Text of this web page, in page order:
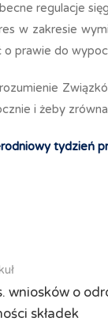
regulacje
w zakresie
prawie do
i żeby
tydzień
wniosków o
składek